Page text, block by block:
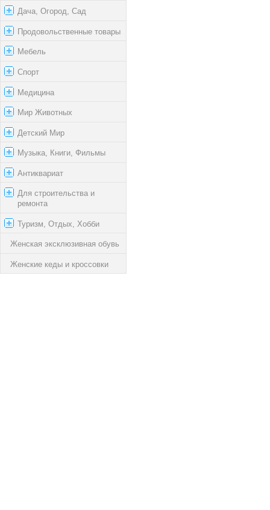
Дача, Огород, Сад
Продовольственные товары
Мебель
Спорт
Медицина
Мир Животных
Детский Мир
Музыка, Книги, Фильмы
Антиквариат
Для строительства и
ремонта
Туризм, Отдых, Хобби
Женская эксклюзивная обувь
Женские кеды и кроссовки